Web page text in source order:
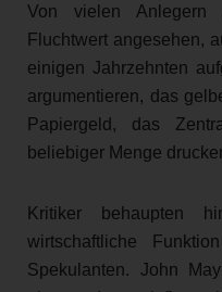
Von vielen
Fluchtwert angesehen,
einigen Jahrzehnten
argumentieren, das
Papiergeld, das
beliebiger Menge
Kritiker behaupten
wirtschaftliche
Spekulanten. John